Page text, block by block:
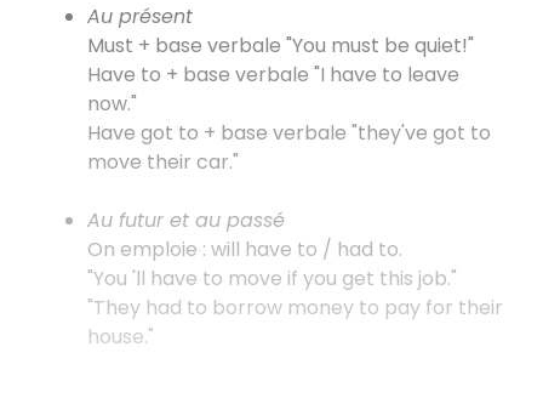
Au présent
Must + base verbale "You must be quiet!"
Have to + base verbale "I have to leave
now."
Have got to + base verbale "they've got to
move their car."
Au futur et au passé
On emploie : will have to / had to.
"You 'll have to move if you get this job."
"They had to borrow money to pay for their
house."